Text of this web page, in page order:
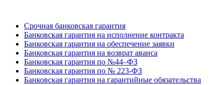
Срочная банковская гарантия
Банковская гарантия на исполнение контракта
Банковская гарантия на обеспечение заявки
Банковская гарантия на возврат аванса
Банковская гарантия по №44–ФЗ
Банковская гарантия по № 223-ФЗ
Банковская гарантия на гарантийные обязательства